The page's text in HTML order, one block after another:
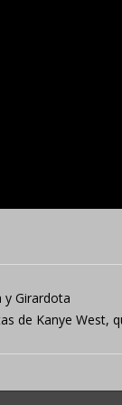
y Girardota
de Kanye West,